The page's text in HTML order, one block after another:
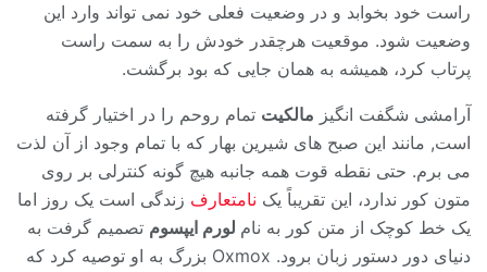
راست خود بخوابد و در وضعیت فعلی خود نمی تواند وارد این
وضعیت شود. موقعیت هرچقدر خودش را به سمت راست
پرتاب کرد، همیشه به همان جایی که بود برگشت.
آرامشی شگفت انگیز مالکیت تمام روحم را در اختیار گرفته
است, مانند این صبح های شیرین بهار که با تمام وجود از آن لذت
می برم. حتی نقطه قوت همه جانبه هیچ گونه کنترلی بر روی
متون کور ندارد، این تقریباً یک نامتعارف زندگی است یک روز اما
یک خط کوچک از متن کور به نام لورم ایپسوم تصمیم گرفت به
دنیای دور دستور زبان برود. Oxmox بزرگ به او توصیه کرد که